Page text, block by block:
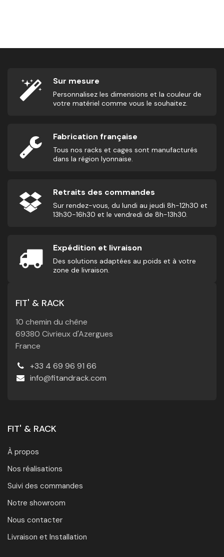
Sur mesure
Personnalisez les dimensions et la couleur de
votre matériel comme vous le souhaitez.
Fabrication française
Tous nos racks et cages sont manufacturés
dans la région lyonnaise.
Retraits des commandes
Sur rendez-vous, du lundi au jeudi 8h-12h30 et
13h30-16h30 et le vendredi de 8h-13h30.
Expédition et livraison
Des solutions adaptées au poids et à votre
zone de livraison.
FIT' & RACK
10 chemin du chêne
69380 Civrieux d'Azergues
France
+33 4 69 96 91 66
info@fitandrack.com
FIT' & RACK
À propos
Nos réalisations
Suivi des commandes
Notre showroom
Nous contacter
Livraison et Installation